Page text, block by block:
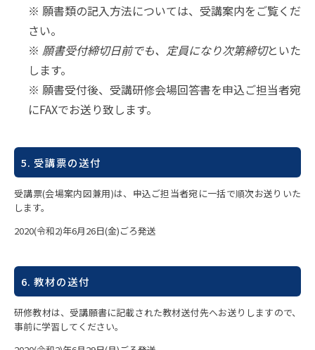
※ 願書類の記入方法については、受講案内をご覧くだ
さい。
※ 願書受付締切日前でも、定員になり次第締切といた
します。
※ 願書受付後、受講研修会場回答書を申込ご担当者宛
にFAXでお送り致します。
5. 受講票の送付
受講票(会場案内図兼用)は、申込ご担当者宛に一括で順次お送りいた
します。
2020(令和2)年6月26日(金)ごろ発送
6. 教材の送付
研修教材は、受講願書に記載された教材送付先へお送りしますので、
事前に学習してください。